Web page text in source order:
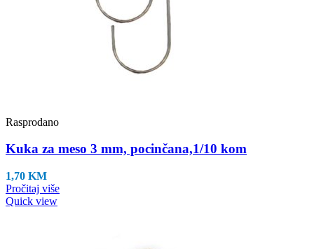
Rasprodano
Kuka za meso 3 mm, pocinčana,1/10 kom
1,70 KM
Pročitaj više
Quick view